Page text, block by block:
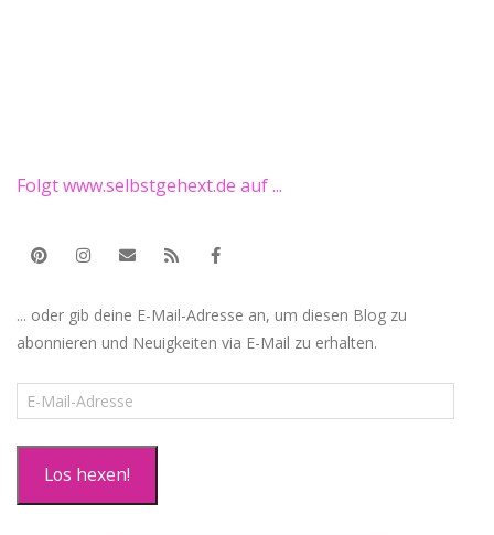
Folgt www.selbstgehext.de auf ...
... oder gib deine E-Mail-Adresse an, um diesen Blog zu
abonnieren und Neuigkeiten via E-Mail zu erhalten.
E-
Mail-
Los hexen!